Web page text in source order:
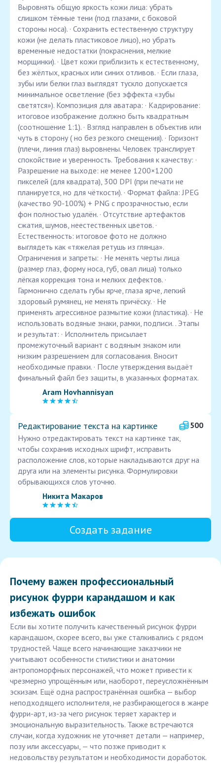
Выровнять общую яркость кожи лица: убрать
слишком тёмные тени (под глазами, с боковой
стороны носа). · Сохранить естественную структуру
кожи (не делать пластиковое лицо), но убрать
временные недостатки (покраснения, мелкие
морщинки). · Цвет кожи приблизить к естественному,
без жёлтых, красных или синих отливов. · Если глаза,
зубы или белки глаз выглядят тускло допускается
минимальное осветление (без эффекта «зубы
светятся»). Композиция для аватара: · Кадрирование:
итоговое изображение должно быть квадратным
(соотношение 1:1). · Взгляд направлен в объектив или
чуть в сторону ( но без резкого смещения). · Горизонт
(плечи, линия глаз) выровнены. Человек транслирует
спокойствие и уверенность. Требования к качеству: ·
Разрешение на выходе: не менее 1200×1200
пикселей (для квадрата), 300 DPI (при печати не
планируется, но для чёткости). · Формат файла: JPEG
(качество 90-100%) + PNG с прозрачностью, если
фон полностью удалён. · Отсутствие артефактов
сжатия, шумов, неестественных цветов. ·
Естественность: итоговое фото не должно
выглядеть как «тяжелая ретушь из глянца».
Ограничения и запреты: · Не менять черты лица
(размер глаз, форму носа, губ, овал лица) только
лёгкая коррекция тона и мелких дефектов. ·
Гармонично сделать губы ярче, глаза ярче, легкий
здоровый румянец, не менять причёску. · Не
применять агрессивное размытие кожи (пластика). · Не
использовать водяные знаки, рамки, подписи. . Этапы
и результат: · Исполнитель присылает
промежуточный вариант с водяным знаком или
низким разрешением для согласования. Вносит
необходимые правки. · После утверждения выдаёт
финальный файл без защиты, в указанных форматах.
Aram Hovhannisyan
Редактирование текста на картинке
500
Нужно отредактировать текст на картинке так,
чтобы сохранив исходных шрифт, исправить
расположение слов, которые накладываются друг на
друга или на элементы рисунка. Формулировки
обрывающихся слов уточню.
Никита Макаров
Создать задание
Почему важен профессиональный
рисунок фурри карандашом и как
избежать ошибок
Если вы хотите получить качественный рисунок фурри
карандашом, скорее всего, вы уже сталкивались с рядом
трудностей. Чаще всего начинающие заказчики не
учитывают особенности стилистики и анатомии
антропоморфных персонажей, что может привести к
чрезмерно упрощённым или, наоборот, переусложнённым
эскизам. Ещё одна распространённая ошибка — выбор
неподходящего исполнителя, не разбирающегося в жанре
фурри-арт, из-за чего рисунок теряет характер и
эмоциональную выразительность. Также встречаются
случаи, когда художник не уточняет детали — например,
позу или аксессуары, — что позже приводит к
недовольству результатом и необходимости доработок.